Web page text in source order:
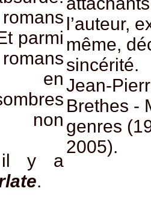
parmi
en
il y a
.
l’auteur,
même,
sincérité.
Jean-
Brethes -
genres
2005).